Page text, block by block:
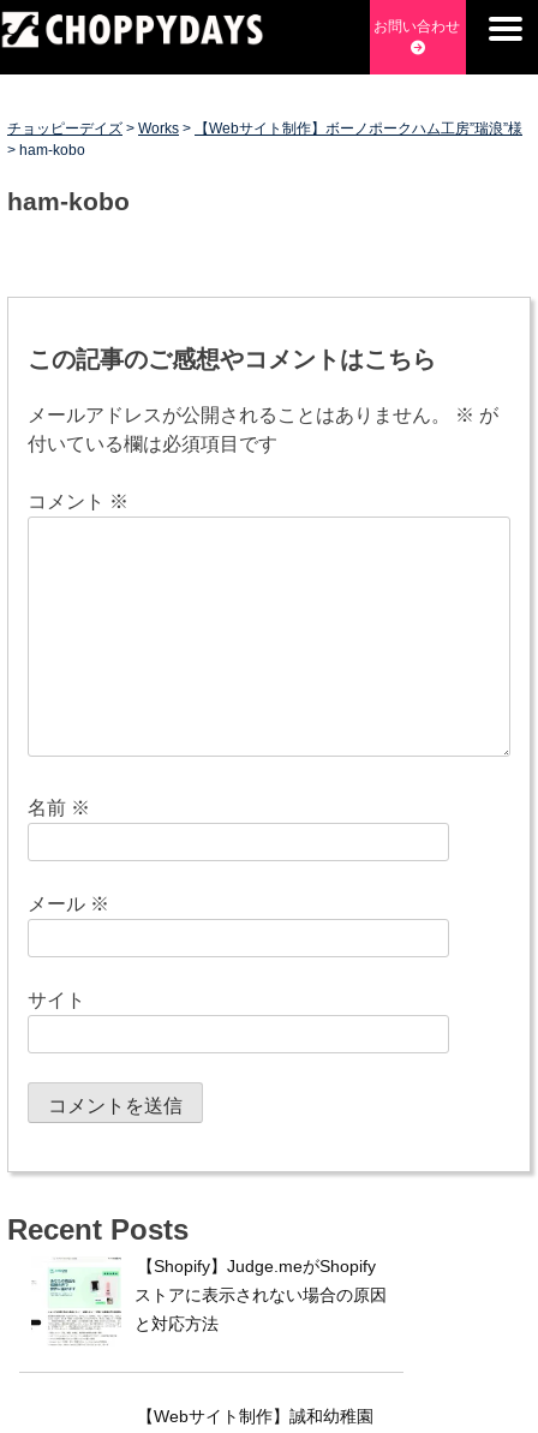
Skip
to
content
支援・ECサイト立ち上げ・Webマーケティング・SEO・ホー
ムページ制作・Web開発・アプリ開発・コーチング チョッピ
お問い合わせ
チョッピーデイズ > Works >
【Webサイト制作】ボーノポークハム工房”瑞浪”様
> ham-kobo
ham-kobo
稿
ビ
ゲ
この記事のご感想やコメントはこちら
メールアドレスが公開されることはありません。 ※ が
付いている欄は必須項目です
コメント ※
名前 ※
メール ※
サイト
Recent Posts
【Shopify】Judge.meがShopify
ストアに表示されない場合の原因
と対応方法
【Webサイト制作】誠和幼稚園